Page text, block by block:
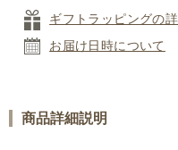
ギフトラッピングの
お届け日時について
商品詳細説明